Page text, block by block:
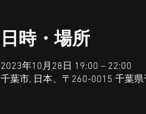
日時・場所
2023年10月28日 19:00 – 22:00
千葉市, 日本、〒260-0015 千葉